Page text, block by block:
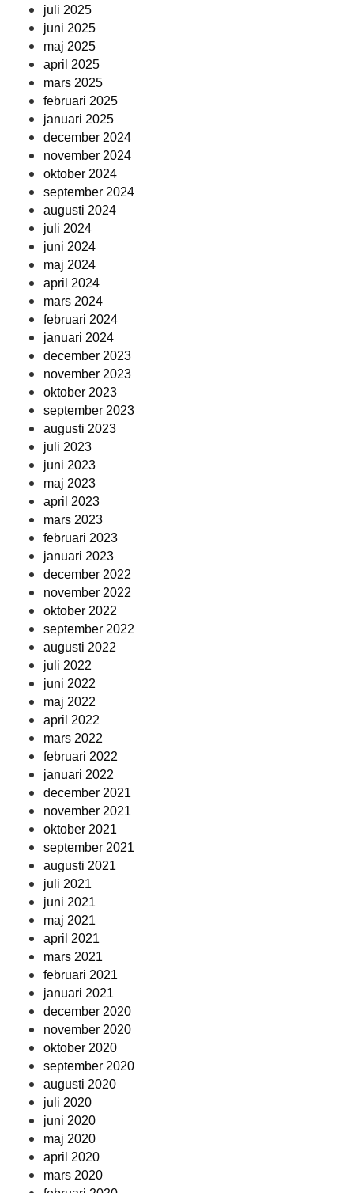
juli 2025
juni 2025
maj 2025
april 2025
mars 2025
februari 2025
januari 2025
december 2024
november 2024
oktober 2024
september 2024
augusti 2024
juli 2024
juni 2024
maj 2024
april 2024
mars 2024
februari 2024
januari 2024
december 2023
november 2023
oktober 2023
september 2023
augusti 2023
juli 2023
juni 2023
maj 2023
april 2023
mars 2023
februari 2023
januari 2023
december 2022
november 2022
oktober 2022
september 2022
augusti 2022
juli 2022
juni 2022
maj 2022
april 2022
mars 2022
februari 2022
januari 2022
december 2021
november 2021
oktober 2021
september 2021
augusti 2021
juli 2021
juni 2021
maj 2021
april 2021
mars 2021
februari 2021
januari 2021
december 2020
november 2020
oktober 2020
september 2020
augusti 2020
juli 2020
juni 2020
maj 2020
april 2020
mars 2020